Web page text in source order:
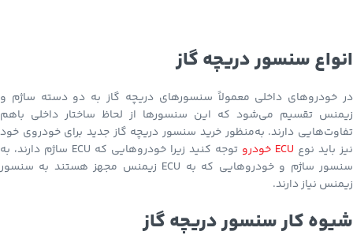
انواع سنسور دریچه گاز
در خودروهای داخلی معمولاً سنسورهای دریچه گاز به دو دسته ساژم و
زیمنس تقسیم می‌شود که این سنسورها از لحاظ ساختار داخلی باهم
تفاوت‌هایی دارند. به‌منظور خرید سنسور دریچه گاز جدید برای خودروی خود
نیز باید نوع ECU خودرو
توجه کنید زیرا خودروهایی که ECU ساژم دارند، به
سنسور ساژم و خودروهایی که به ECU زیمنس مجهز هستند به سنسور
زیمنس نیاز دارند.
شیوه کار سنسور دریچه گاز